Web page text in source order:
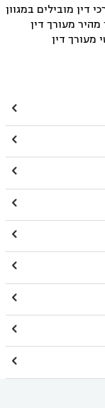
דין מובילים במגוון
מעורך דין
מעורך דין








